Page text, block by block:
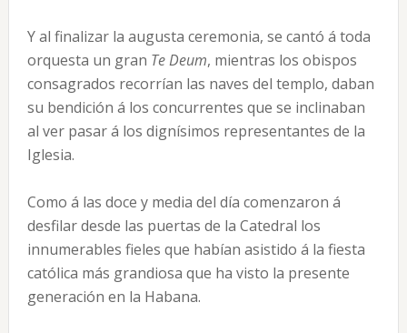
Y al finalizar la augusta ceremonia, se cantó á toda
orquesta un gran Te Deum, mientras los obispos
consagrados recorrían las naves del templo, daban
su bendición á los concurrentes que se inclinaban
al ver pasar á los dignísimos representantes de la
Iglesia.
Como á las doce y media del día comenzaron á
desfilar desde las puertas de la Catedral los
innumerables fieles que habían asistido á la fiesta
católica más grandiosa que ha visto la presente
generación en la Habana.